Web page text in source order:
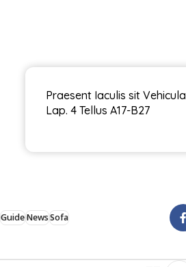
Praesent Iaculis sit Vehicula
Lap. 4 Tellus A17-B27
GuideNewsSofa